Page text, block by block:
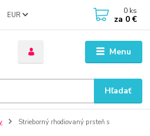
Menu
EUR
Hľadať
0 ks
za 0 €
Strieborný rhodiovaný prsteň s